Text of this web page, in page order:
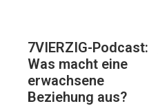
7VIERZIG-Podcast:
Was macht eine
erwachsene
Beziehung aus?